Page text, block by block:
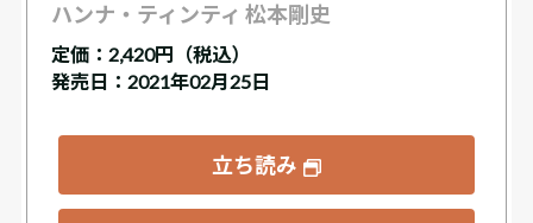
ハンナ・ティンティ 松本剛史
定価： 2,420円（税込）
発売日：2021年02月25日
立ち読み